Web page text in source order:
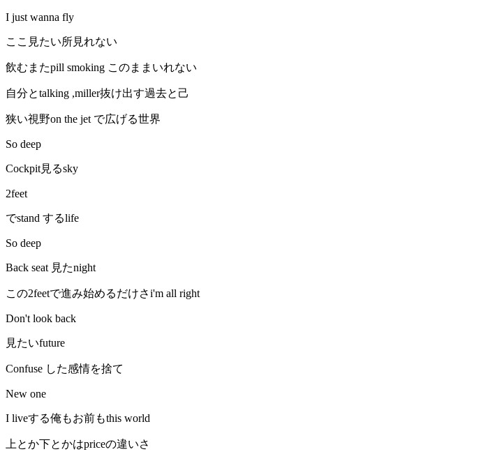
I just wanna fly
ここ見たい所見れない
飲むまたpill smoking このままいれない
自分とtalking ,miller抜け出す過去と己
狭い視野on the jet で広げる世界
So deep
Cockpit見るsky
2feet
でstand するlife
So deep
Back seat 見たnight
この2feetで進み始めるだけさi'm all right
Don't look back
見たいfuture
Confuse した感情を捨て
New one
I liveする俺もお前もthis world
上とか下とかはpriceの違いさ